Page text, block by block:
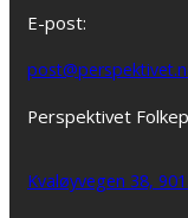
E-post:
Perspektivet
Kvaløyvegen 38,